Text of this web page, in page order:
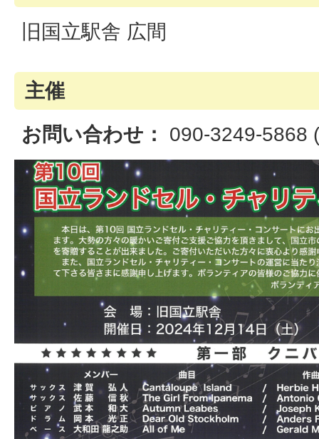
旧国立駅舎 広間
主催
お問い合わせ：
090-3249-5868